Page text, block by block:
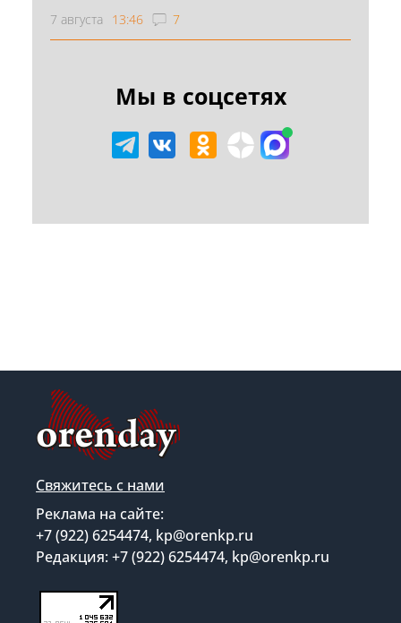
7 августа 13:46 7
Мы в соцсетях
Свяжитесь с нами
Реклама на сайте:
+7 (922) 6254474, kp@orenkp.ru
Редакция: +7 (922) 6254474, kp@orenkp.ru